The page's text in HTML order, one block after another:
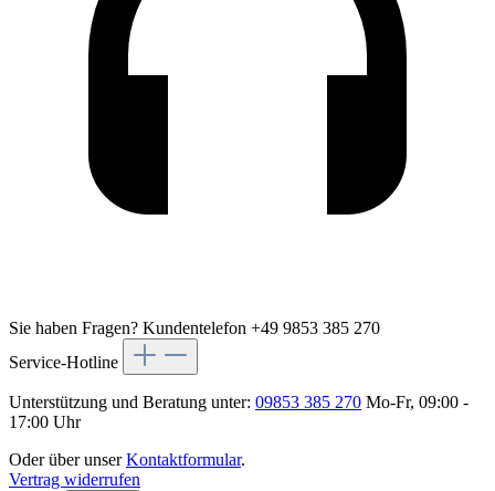
Sie haben Fragen? Kundentelefon +49 9853 385 270
Service-Hotline
Unterstützung und Beratung unter: 09853 385 270 Mo-Fr, 09:00 -
17:00 Uhr
Oder über unserKontaktformular.
Vertrag widerrufen